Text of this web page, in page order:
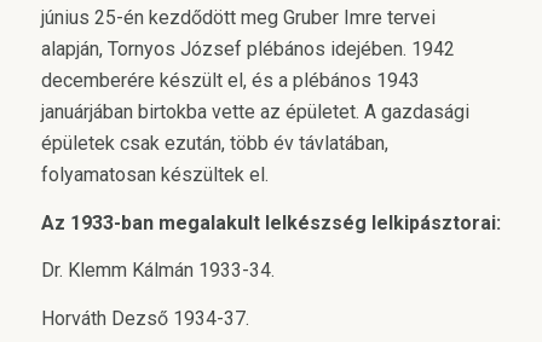
június 25-én kezdődött meg Gruber Imre tervei
alapján, Tornyos József plébános idejében. 1942
decemberére készült el, és a plébános 1943
januárjában birtokba vette az épületet. A gazdasági
épületek csak ezután, több év távlatában,
folyamatosan készültek el.
Az 1933-ban megalakult lelkészség lelkipásztorai:
Dr. Klemm Kálmán 1933-34.
Horváth Dezső 1934-37.